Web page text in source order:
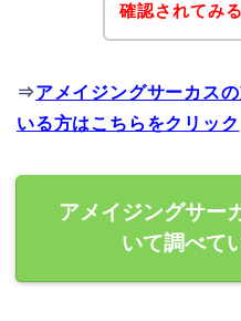
確認されてみ
⇒アメイジングサーカス
いる方はこちらをクリック
アメイジングサー
いて調べて